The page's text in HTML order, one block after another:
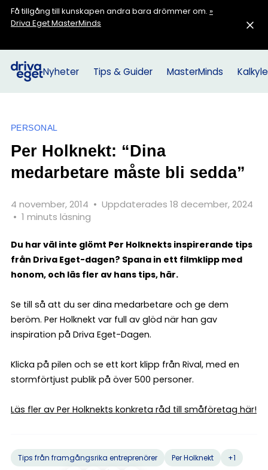
Få tillgång till kunskapen andra bara drömmer om. »
Driva Eget MasterMinds
Nyheter Tips & Guider MasterMinds
PERSONAL
Per Holknekt: “Dina
medarbetare måste bli sedda”
4 november, 2014 • Uppdaterades 18 december, 2024
• 1 minuts läsning
Du har väl inte glömt Per Holknekts inspirerande tips
från Driva Eget-dagen? Spana in ett filmklipp med
honom, och läs fler av hans tips, här.
Se till så att du ser dina medarbetare och ge dem
beröm. Per Holknekt var full av glöd när han gav
inspiration på Driva Eget-Dagen.
Klicka på pilen och se ett kort klipp från Rival, med en
stormförtjust publik på över 500 personer.
Läs fler av Per Holknekts konkreta råd till småföretag här!
Tips från framgångsrika entreprenörer Per Holknekt
+1